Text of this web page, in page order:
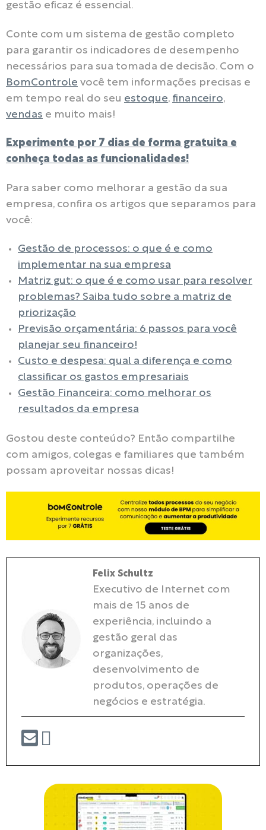
gestão eficaz é essencial.
Conte com um sistema de gestão completo
para garantir os indicadores de desempenho
necessários para sua tomada de decisão. Com o
BomControle você tem informações precisas e
em tempo real do seu estoque, financeiro,
vendas e muito mais!
Experimente por 7 dias de forma gratuita e
conheça todas as funcionalidades!
Para saber como melhorar a gestão da sua
empresa, confira os artigos que separamos para
você:
Gestão de processos: o que é e como
implementar na sua empresa
Matriz gut: o que é e como usar para resolver
problemas? Saiba tudo sobre a matriz de
priorização
Previsão orçamentária: 6 passos para você
planejar seu financeiro!
Custo e despesa: qual a diferença e como
classificar os gastos empresariais
Gestão Financeira: como melhorar os
resultados da empresa
Gostou deste conteúdo? Então compartilhe
com amigos, colegas e familiares que também
possam aproveitar nossas dicas!
Felix Schultz
Executivo de Internet com
mais de 15 anos de
experiência, incluindo a
gestão geral das
organizações,
desenvolvimento de
produtos, operações de
negócios e estratégia.